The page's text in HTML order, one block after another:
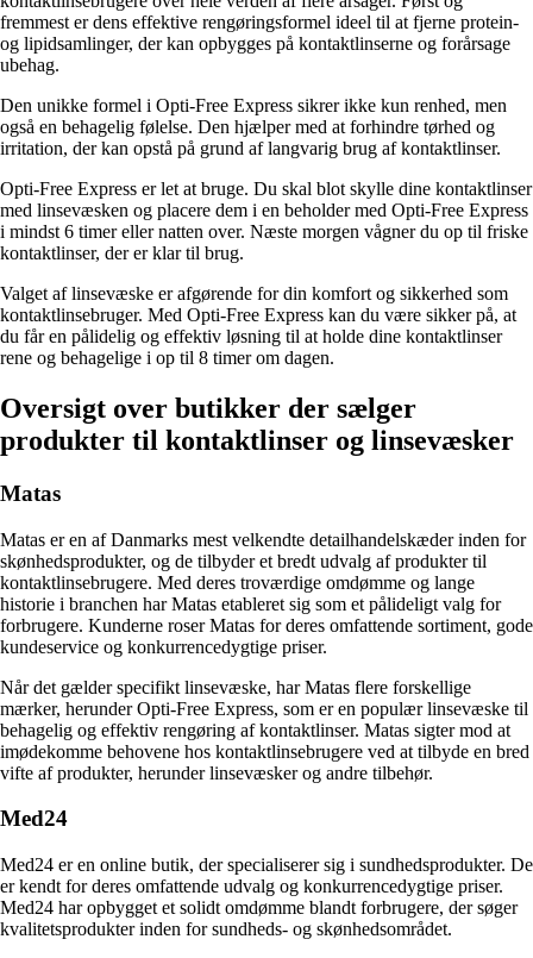
fremmest er dens effektive rengøringsformel ideel til at fjerne protein-
og lipidsamlinger, der kan opbygges på kontaktlinserne og forårsage
ubehag.
Den unikke formel i Opti-Free Express sikrer ikke kun renhed, men
også en behagelig følelse. Den hjælper med at forhindre tørhed og
irritation, der kan opstå på grund af langvarig brug af kontaktlinser.
Opti-Free Express er let at bruge. Du skal blot skylle dine kontaktlinser
med linsevæsken og placere dem i en beholder med Opti-Free Express
i mindst 6 timer eller natten over. Næste morgen vågner du op til friske
kontaktlinser, der er klar til brug.
Valget af linsevæske er afgørende for din komfort og sikkerhed som
kontaktlinsebruger. Med Opti-Free Express kan du være sikker på, at
du får en pålidelig og effektiv løsning til at holde dine kontaktlinser
rene og behagelige i op til 8 timer om dagen.
Oversigt over butikker der sælger
produkter til kontaktlinser og linsevæsker
Matas
Matas er en af Danmarks mest velkendte detailhandelskæder inden for
skønhedsprodukter, og de tilbyder et bredt udvalg af produkter til
kontaktlinsebrugere. Med deres troværdige omdømme og lange
historie i branchen har Matas etableret sig som et pålideligt valg for
forbrugere. Kunderne roser Matas for deres omfattende sortiment, gode
kundeservice og konkurrencedygtige priser.
Når det gælder specifikt linsevæske, har Matas flere forskellige
mærker, herunder Opti-Free Express, som er en populær linsevæske til
behagelig og effektiv rengøring af kontaktlinser. Matas sigter mod at
imødekomme behovene hos kontaktlinsebrugere ved at tilbyde en bred
vifte af produkter, herunder linsevæsker og andre tilbehør.
Med24
Med24 er en online butik, der specialiserer sig i sundhedsprodukter. De
er kendt for deres omfattende udvalg og konkurrencedygtige priser.
Med24 har opbygget et solidt omdømme blandt forbrugere, der søger
kvalitetsprodukter inden for sundheds- og skønhedsområdet.